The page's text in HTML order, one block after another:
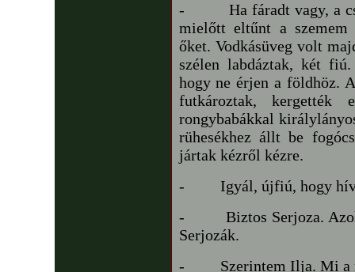
-
Ha fáradt vagy, a
mielőtt eltűnt a szemem
őket. Vodkásüveg volt
szélen labdáztak, két
hogy ne érjen a földhöz.
futkároztak, kergették
rongybabákkal
rühesékhez állt be
jártak kézről kézre.
-
Igyál, újfiú, hogy
-
Biztos Serjoza.
Serjozák.
-
Szerintem Ilja. Mi a